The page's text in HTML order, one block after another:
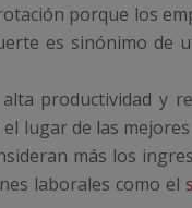
porque los
es sinónimo de
productividad y
lugar de las
más los
laborales como el